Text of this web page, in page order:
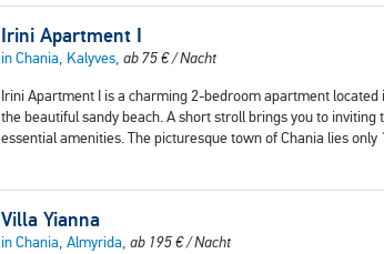
Irini Apartment I
in Chania, Kalyves, ab75€/ Nacht
Irini Apartment I is a charming 2-bedroom apartment
the beautiful sandy beach. A short stroll brings you to
essential amenities. The picturesque town of Chania lies only
Villa Yianna
in Chania, Almyrida, ab 195€/ Nacht